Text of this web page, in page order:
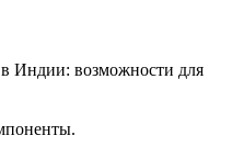
Индии: возможности для